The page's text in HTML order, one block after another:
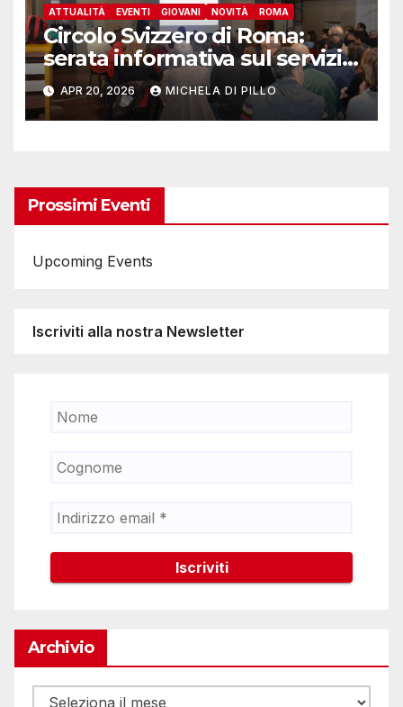
ATTUALITÀ EVENTI GIOVANI NOVITÀ ROMA
Circolo Svizzero di Roma:
serata informativa sul servizio
militare Svizzera
APR 20, 2026 MICHELA DI PILLO
Prossimi Eventi
Upcoming Events
Iscriviti alla nostra Newsletter
Archivio
Archivio